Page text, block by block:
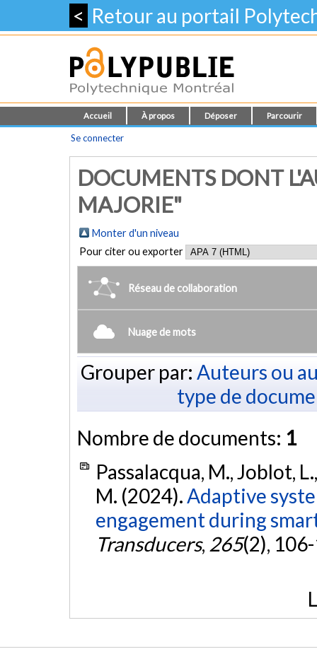
< Retour au portail
Accueil À propos Déposer Parcourir
Se connecter
DOCUMENTS DONT
MAJORIE"
Monter d'un niveau
Pour citer ou exporter
Réseau de collaboration
Nuage de mots
Grouper par: Auteurs ou
type de
Nombre de documents: 1
Passalacqua, M., Joblot,
M. (2024).Adaptive
engagement during
Transducers, 265(2),